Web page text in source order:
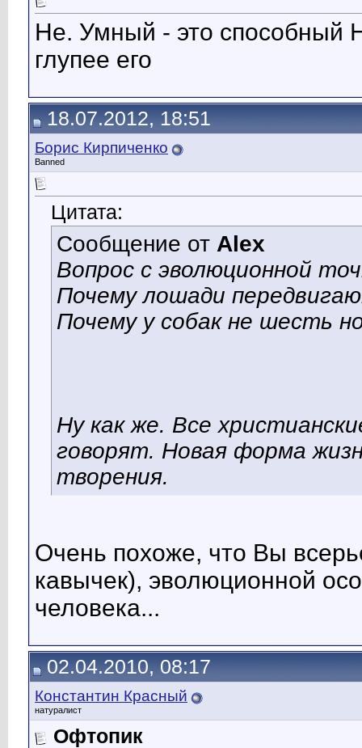
Не. Умный - это
глупее его
18.07.2012, 18:51
Борис Кирпиченко
Banned
Цитата:
Сообщение от Alex
Вопрос с эволюционной
Почему лошади
Почему у собак не шесть
Ну как же. Все
говорят. Новая форма
творения.
Очень похоже, что Вы
кавычек), эволюционной
человека...
02.04.2010, 08:17
Константин Красный
натуралист
Офтопик